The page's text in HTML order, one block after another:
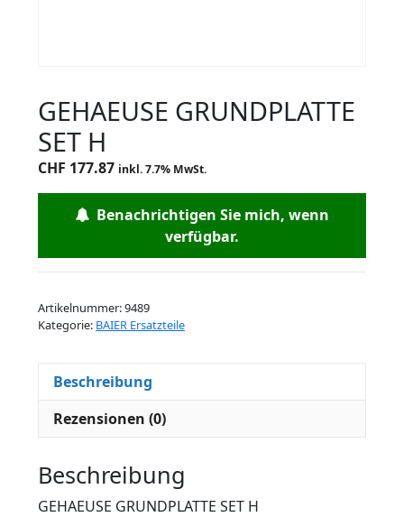
GEHAEUSE GRUNDPLATTE
SET H
CHF 177.87 inkl. 7.7% MwSt.
Benachrichtigen Sie mich, wenn
verfügbar.
Artikelnummer:9489
Kategorie: BAIER Ersatzteile
Beschreibung
Rezensionen (0)
Beschreibung
GEHAEUSE GRUNDPLATTE SET H